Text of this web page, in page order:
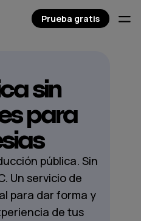
sin
para
pública. Sin
Un servicio de
para dar forma y
de tus
Prueba gratis